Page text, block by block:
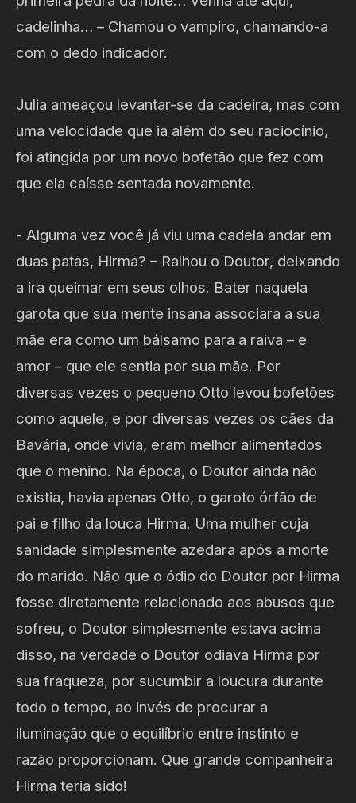
cadelinha… – Chamou o vampiro, chamando-a
com o dedo indicador.
Julia ameaçou levantar-se da cadeira, mas com
uma velocidade que ia além do seu raciocínio,
foi atingida por um novo bofetão que fez com
que ela caísse sentada novamente.
- Alguma vez você já viu uma cadela andar em
duas patas, Hirma? – Ralhou o Doutor, deixando
a ira queimar em seus olhos. Bater naquela
garota que sua mente insana associara a sua
mãe era como um bálsamo para a raiva – e
amor – que ele sentia por sua mãe. Por
diversas vezes o pequeno Otto levou bofetões
como aquele, e por diversas vezes os cães da
Bavária, onde vivia, eram melhor alimentados
que o menino. Na época, o Doutor ainda não
existia, havia apenas Otto, o garoto órfão de
pai e filho da louca Hirma. Uma mulher cuja
sanidade simplesmente azedara após a morte
do marido. Não que o ódio do Doutor por Hirma
fosse diretamente relacionado aos abusos que
sofreu, o Doutor simplesmente estava acima
disso, na verdade o Doutor odiava Hirma por
sua fraqueza, por sucumbir a loucura durante
todo o tempo, ao invés de procurar a
iluminação que o equilíbrio entre instinto e
razão proporcionam. Que grande companheira
Hirma teria sido!